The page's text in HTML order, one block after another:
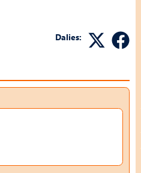
Dalies: